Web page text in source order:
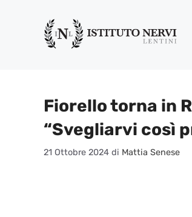
contenuto
Fiorello torna in
“Svegliarvi così
21 Ottobre 2024 di Mattia Senese